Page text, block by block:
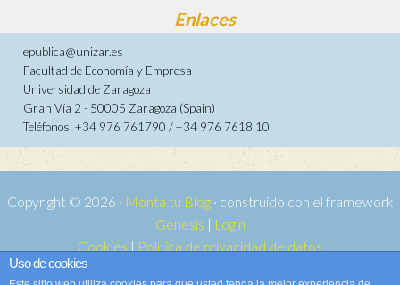
Enlaces
epublica@unizar.es
Facultad de Economía y Empresa
Universidad de Zaragoza
Gran Vía 2 - 50005 Zaragoza (Spain)
Teléfonos: +34 976 761790 / +34 976 7618 10
Copyright © 2026 · Monta tu Blog· construido con el framework
Genesis | Login
Cookies | Política de privacidad de datos
Copyright © 2026 ·
Uso de cookies